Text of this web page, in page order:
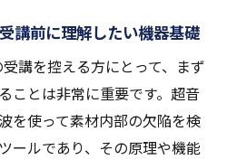
講前に理解したい機器基礎
講を控える方にとって、まず
ことは非常に重要です。超音
を使って素材内部の欠陥を検
ールであり、その原理や機能